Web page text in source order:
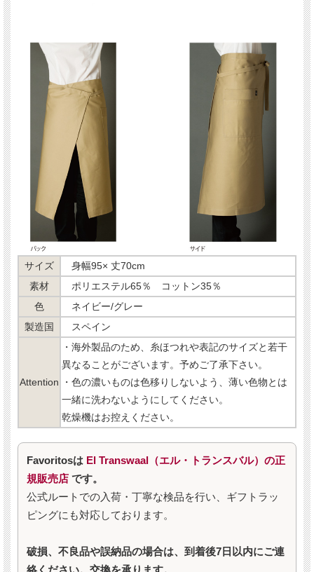
サイズ
身幅95× 丈70cm
素材
ポリエステル65％ コットン35％
色
ネイビー/グレー
製造国
スペイン
Attention
・海外製品のため、糸ほつれや表記のサイズと若干
異なることがございます。予めご了承下さい。
・色の濃いものは色移りしないよう、薄い色物とは
一緒に洗わないようにしてください。
乾燥機はお控えください。
Favoritosは El Transwaal（エル・トランスバル）の正
規販売店 です。
公式ルートでの入荷・丁寧な検品を行い、ギフトラッ
ピングにも対応しております。
破損、不良品や誤納品の場合は、到着後7日以内にご連